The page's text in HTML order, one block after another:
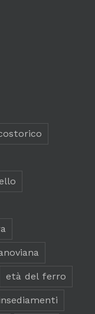
età del ferro